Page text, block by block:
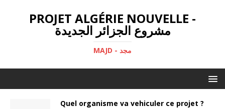
PROJET ALGÉRIE NOUVELLE -
مشروع الجزائر الجديدة
MAJD - مجد
Quel organisme va vehiculer ce projet ?